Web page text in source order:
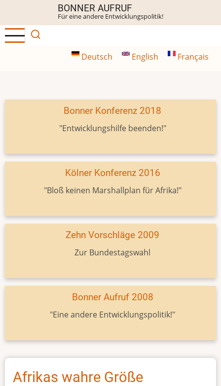
Inhalt
BONNER AUFRUF
Für eine andere Entwicklungspolitik!
Deutsch English Français
Bonner Konferenz 2018
"Entwicklungshilfe beenden!"
Kölner Konferenz 2016
"Bloß keinen Marshallplan für Afrika!"
Zehn Vorschläge 2009
Zur Bundestagswahl
Bonner Aufruf 2008
"Eine andere Entwicklungspolitik!"
Afrikas wahre Größe